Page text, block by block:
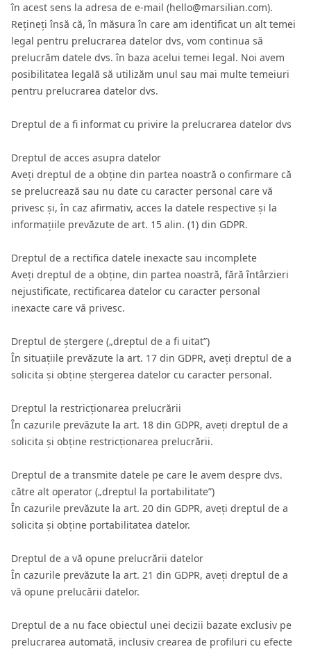
în acest sens la adresa de e-mail (hello@marsilian.com).
Rețineți însă că, în măsura în care am identificat un alt temei
legal pentru prelucrarea datelor dvs, vom continua să
prelucrăm datele dvs. în baza acelui temei legal. Noi avem
posibilitatea legală să utilizăm unul sau mai multe temeiuri
pentru prelucrarea datelor dvs.
Dreptul de a fi informat cu privire la prelucrarea datelor dvs
Dreptul de acces asupra datelor
Aveți dreptul de a obține din partea noastră o confirmare că
se prelucrează sau nu date cu caracter personal care vă
privesc și, în caz afirmativ, acces la datele respective și la
informațiile prevăzute de art. 15 alin. (1) din GDPR.
Dreptul de a rectifica datele inexacte sau incomplete
Aveți dreptul de a obține, din partea noastră, fără întârzieri
nejustificate, rectificarea datelor cu caracter personal
inexacte care vă privesc.
Dreptul de ștergere („dreptul de a fi uitat”)
În situațiile prevăzute la art. 17 din GDPR, aveți dreptul de a
solicita și obține ștergerea datelor cu caracter personal.
Dreptul la restricționarea prelucrării
În cazurile prevăzute la art. 18 din GDPR, aveți dreptul de a
solicita și obține restricționarea prelucrării.
Dreptul de a transmite datele pe care le avem despre dvs.
către alt operator („dreptul la portabilitate”)
În cazurile prevăzute la art. 20 din GDPR, aveți dreptul de a
solicita și obține portabilitatea datelor.
Dreptul de a vă opune prelucrării datelor
În cazurile prevăzute la art. 21 din GDPR, aveți dreptul de a
vă opune prelucării datelor.
Dreptul de a nu face obiectul unei decizii bazate exclusiv pe
prelucrarea automată, inclusiv crearea de profiluri cu efecte